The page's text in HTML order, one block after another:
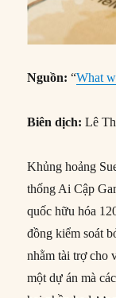
Nguồn: “What
Biên dịch:Lê
Khủng hoảng
thống Ai Cập
quốc hữu hóa
đồng kiểm soát
nhằm tài trợ cho
một dự án mà